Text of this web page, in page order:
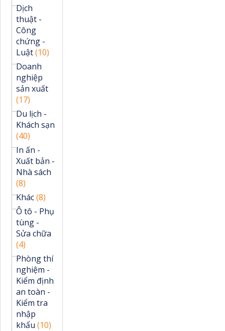
Dịch
thuật -
Công
chứng -
Luật(10)
Doanh
nghiệp
sản xuất
(17)
Du lịch -
Khách sạn
(40)
In ấn -
Xuất bản -
Nhà sách
(8)
Khác(8)
Ô tô - Phụ
tùng -
Sửa chữa
(4)
Phòng thí
nghiệm -
Kiểm định
an toàn -
Kiểm tra
nhập
khẩu (10)